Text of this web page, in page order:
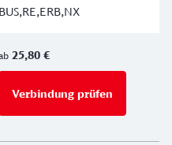
BUS,RE,ERB,NX
25,80 €
Verbindung prüfen